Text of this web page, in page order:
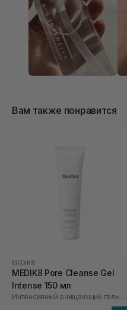
парфуму.Зручний
Вам также понравится
MEDIK8
MEDIK8 Pore Cleanse Gel
Intense 150 мл
Интенсивный очищающий гель с миндальной кислотой